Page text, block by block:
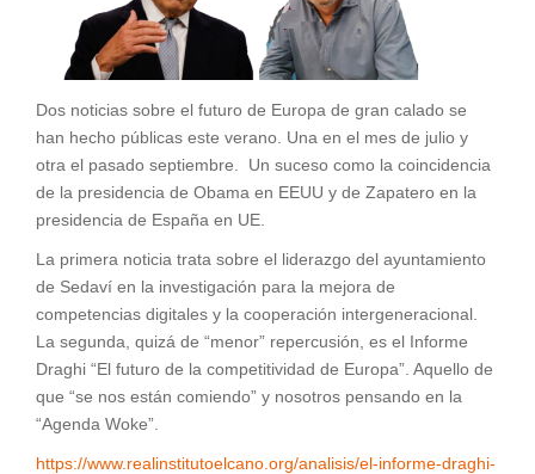
Dos noticias sobre el futuro de Europa de gran calado se
han hecho públicas este verano. Una en el mes de julio y
otra el pasado septiembre. Un suceso como la coincidencia
de la presidencia de Obama en EEUU y de Zapatero en la
presidencia de España en UE.
La primera noticia trata sobre el liderazgo del ayuntamiento
de Sedaví en la investigación para la mejora de
competencias digitales y la cooperación intergeneracional.
La segunda, quizá de “menor” repercusión, es el Informe
Draghi “El futuro de la competitividad de Europa”. Aquello de
que “se nos están comiendo” y nosotros pensando en la
“Agenda Woke”.
https://www.realinstitutoelcano.org/analisis/el-informe-draghi-